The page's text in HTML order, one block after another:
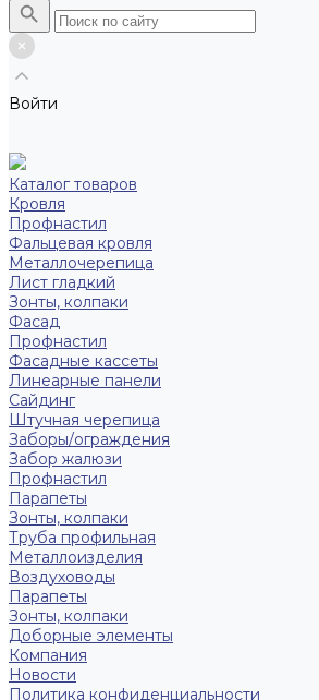
Войти
Каталог товаров
Кровля
Профнастил
Фальцевая кровля
Металлочерепица
Лист гладкий
Зонты, колпаки
Фасад
Профнастил
Фасадные кассеты
Линеарные панели
Сайдинг
Штучная черепица
Заборы/ограждения
Забор жалюзи
Профнастил
Парапеты
Зонты, колпаки
Труба профильная
Металлоизделия
Воздуховоды
Парапеты
Зонты, колпаки
Доборные элементы
Компания
Новости
Политика конфиденциальности